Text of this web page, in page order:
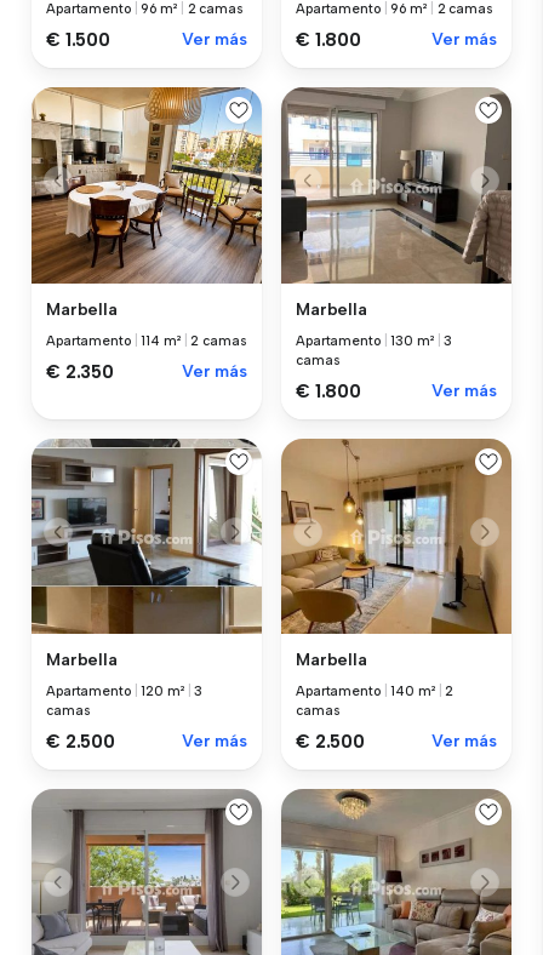
Apartamento |96 m² 2 camas
€ 1.500 Ver más
Apartamento |96 m² 2 camas
€ 1.800 Ver más
Marbella
Apartamento |114 m² |2 camas
€ 2.350 Ver más
Marbella
Apartamento |130 m² |3
camas
€ 1.800 Ver más
Marbella
Apartamento |120 m² |3
camas
€ 2.500 Ver más
Marbella
Apartamento |140 m² |2
camas
€ 2.500 Ver más